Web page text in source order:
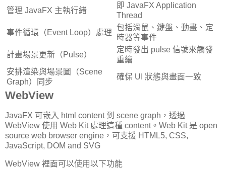
管理 JavaFX 主執行緒
即 JavaFX Application
Thread
事件循環（Event Loop）處理
包括滑鼠、鍵盤、動畫、定
時器等事件
計畫場景更新（Pulse）
定時發出 pulse 信號來觸發
重繪
安排渲染與場景圖（Scene
Graph）同步
確保 UI 狀態與畫面一致
WebView
JavaFX 可嵌入 html content 到 scene graph，透過
WebView 使用 Web Kit 處理這種 content。Web Kit 是 open
source web browser engine，可支援 HTML5, CSS,
JavaScript, DOM and SVG
WebView 裡面可以使用以下功能